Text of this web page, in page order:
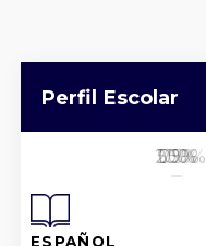
Perfil Escolar
ESPAÑOL
0%
25%
50%
75%
100%